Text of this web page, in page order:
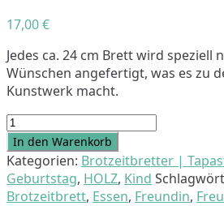
17,00€
Jedes ca. 24 cm Brett wird speziell
Wünschen angefertigt, was es zu
Kunstwerk macht.
Brotzeitteller
24
cm
"Wunschtext
&
In den Warenkorb
Kategorien: Brotzeitbretter |
Geburtstag, HOLZ, Kind
Brotzeitbrett, Essen, Freundin,